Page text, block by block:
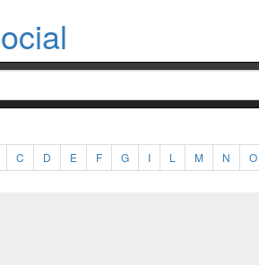
C D E F G I L M N O